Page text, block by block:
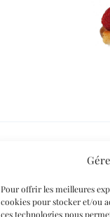
Pour offrir les meilleures
cookies pour stocker et/ou
ces technologies nous
Mentions